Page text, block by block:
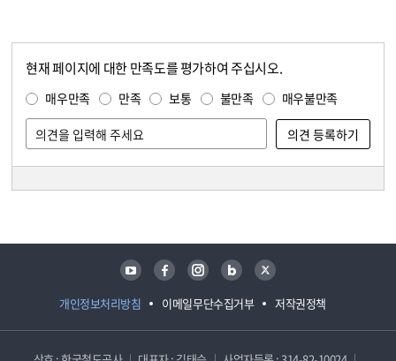
현재 페이지에 대한 만족도를 평가하여 주십시오.
매우만족 만족 보통 불만족 매우불만족
개인정보처리방침 이메일무단수집거부 저작권정책
유튜브 페이스북 인스타그램 블로그 트위터